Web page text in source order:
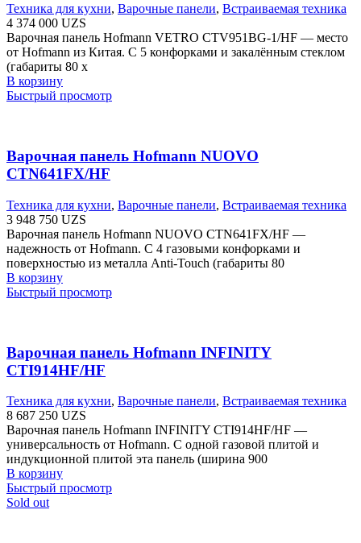
Техника для кухни, Варочные панели, Встраиваемая техника
4 374 000 UZS
Варочная панель Hofmann VETRO CTV951BG-1/HF — место
от Hofmann из Китая. С 5 конфорками и закалённым стеклом
(габариты 80 х
В корзину
Быстрый просмотр
Варочная панель Hofmann NUOVO
CTN641FX/HF
Техника для кухни, Варочные панели, Встраиваемая техника
3 948 750 UZS
Варочная панель Hofmann NUOVO CTN641FX/HF —
надежность от Hofmann. С 4 газовыми конфорками и
поверхностью из металла Anti-Touch (габариты 80
В корзину
Быстрый просмотр
Варочная панель Hofmann INFINITY
CTI914HF/HF
Техника для кухни, Варочные панели, Встраиваемая техника
8 687 250 UZS
Варочная панель Hofmann INFINITY CTI914HF/HF —
универсальность от Hofmann. С одной газовой плитой и
индукционной плитой эта панель (ширина 900
В корзину
Быстрый просмотр
Sold out